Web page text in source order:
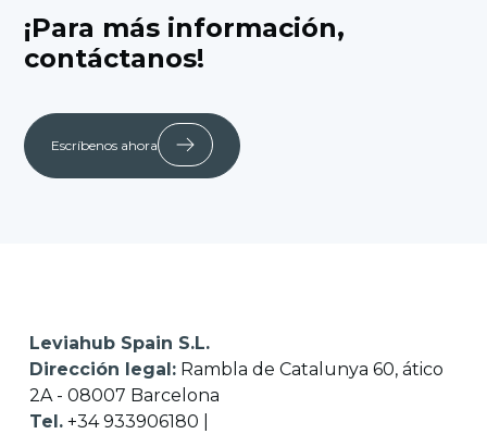
¡Para más información,
contáctanos!
Escríbenos ahora
Leviahub Spain S.L.
Dirección legal: Rambla de Catalunya 60, ático
2A - 08007 Barcelona
Tel. +34 933906180